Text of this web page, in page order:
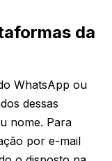
da
WhatsApp ou
dessas
nome. Para
por e-mail